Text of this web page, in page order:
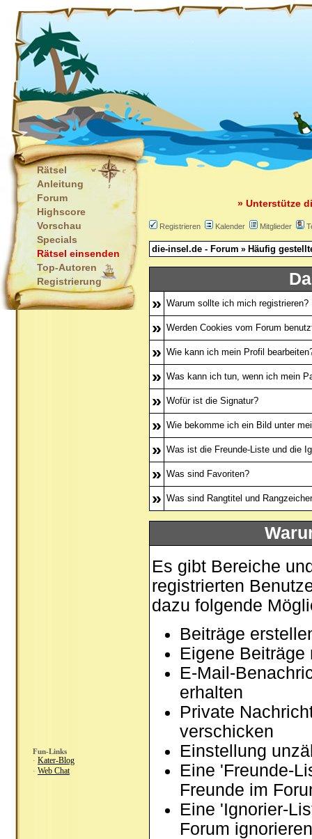
Rätsel
Anleitung
Forum
Highscore
Vorschau
Specials
Rätsel einsenden
Top-Autoren
Registrierung
Fun-Links
· Kater-Blog
· Web Chat
» Unterstütze
Registrieren Kalender Mitglieder
die-insel.de - Forum » Häufig
» Warum sollte ich mich registrieren?
» Werden Cookies vom Forum
» Wie kann ich mein Profil
» Was kann ich tun, wenn ich mein
» Wofür ist die Signatur?
» Wie bekomme ich ein Bild unter
» Was ist die Freunde-Liste und die
» Was sind Favoriten?
» Was sind Rangtitel und
Es gibt Bereiche
registrierten
dazu folgende
Beiträge
Eigene
E-Mail-
erhalten
Private
verschicken
Einstellung
Eine 'Freunde-
Freunde im
Eine 'Ignorier-
Forum